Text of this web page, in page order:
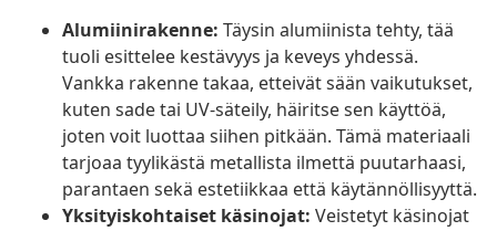
Alumiinirakenne: Täysin alumiinista tehty, tää
tuoli esittelee kestävyys ja keveys yhdessä.
Vankka rakenne takaa, etteivät sään vaikutukset,
kuten sade tai UV-säteily, häiritse sen käyttöä,
joten voit luottaa siihen pitkään. Tämä materiaali
tarjoaa tyylikästä metallista ilmettä puutarhaasi,
parantaen sekä estetiikkaa että käytännöllisyyttä.
Yksityiskohtaiset käsinojat: Veistetyt käsinojat